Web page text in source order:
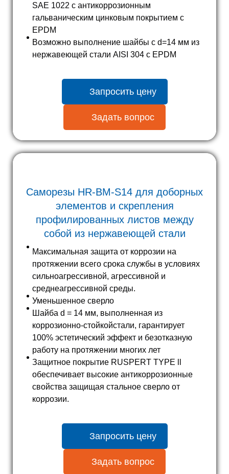
SAE 1022 с антикоррозионным
гальваническим цинковым покрытием с
EPDM
Возможно выполнение шайбы с d=14 мм из
нержавеющей стали AISI 304 с EPDM
Запросить цену
Задать вопрос
Саморезы HR-BM-S14 для доборных
элементов и скрепления
профилированных листов между
собой из нержавеющей стали
Максимальная защита от коррозии на
протяжении всего срока службы в условиях
сильноагрессивной, агрессивной и
среднеагрессивной среды.
Уменьшенное сверло
Шайба d = 14 мм, выполненная из
коррозионно-стойкойстали, гарантирует
100% эстетический эффект и безотказную
работу на протяжении многих лет
Защитное покрытие RUSPERT TYPE ll
обеспечивает высокие антикоррозионные
свойства защищая стальное сверло от
коррозии.
Запросить цену
Задать вопрос